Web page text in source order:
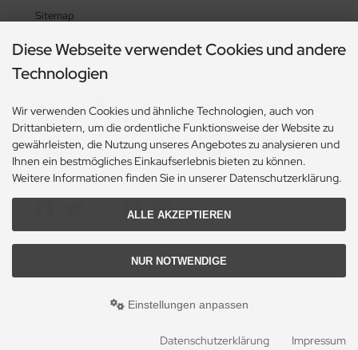
Sitemap
Zahlungsmethoden
Social Media
heikes-handgewebtes.de/shop/ - All rights reserved.
DESIGN + REALISATION
by eW-Service.de
Diese Webseite verwendet Cookies und andere
Technologien
Wir verwenden Cookies und ähnliche Technologien, auch von
Drittanbietern, um die ordentliche Funktionsweise der Website zu
gewährleisten, die Nutzung unseres Angebotes zu analysieren und
Ihnen ein bestmögliches Einkaufserlebnis bieten zu können.
Weitere Informationen finden Sie in unserer Datenschutzerklärung.
ALLE AKZEPTIEREN
NUR NOTWENDIGE
Einstellungen anpassen
Datenschutzerklärung Impressum